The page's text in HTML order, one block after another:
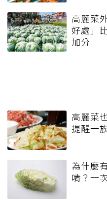
高麗菜
好處」
加分
高麗菜
提醒一
為什麼
啃？一